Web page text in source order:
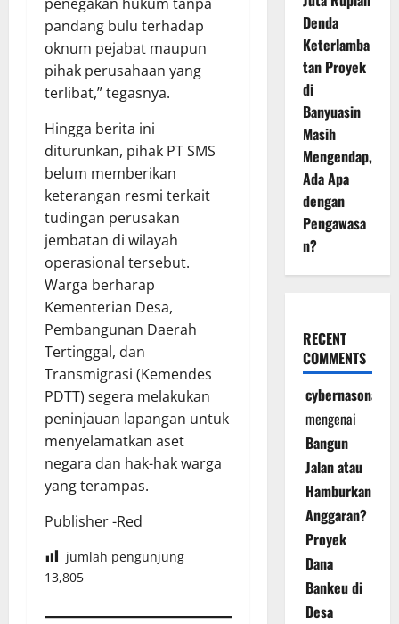
pandang bulu terhadap
oknum pejabat maupun
pihak perusahaan yang
terlibat,” tegasnya.
Hingga berita ini
diturunkan, pihak PT SMS
belum memberikan
keterangan resmi terkait
tudingan perusakan
jembatan di wilayah
operasional tersebut.
Warga berharap
Kementerian Desa,
Pembangunan Daerah
Tertinggal, dan
Transmigrasi (Kemendes
PDTT) segera melakukan
peninjauan lapangan untuk
menyelamatkan aset
negara dan hak-hak warga
yang terampas.
Publisher -Red
jumlah pengunjung
13,805
Denda
Keterlamba
tan Proyek
di
Banyuasin
Masih
Mengendap,
Ada Apa
dengan
Pengawasa
n?
RECENT
COMMENTS
cybernasonal
mengenai
Bangun
Jalan atau
Hamburkan
Anggaran?
Proyek
Dana
Bankeu di
Desa